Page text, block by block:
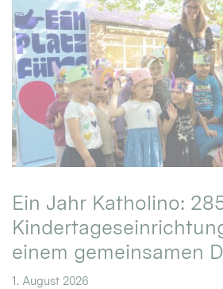
Ein Jahr Katholino:
einem gemeinsamen
1. August 2026